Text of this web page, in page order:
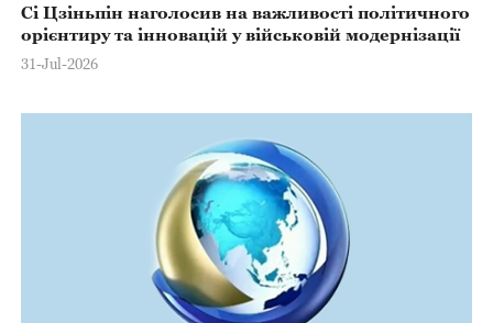
Сі Цзіньпін наголосив на важливості політичного
орієнтиру та інновацій у військовій модернізації
31-Jul-2026